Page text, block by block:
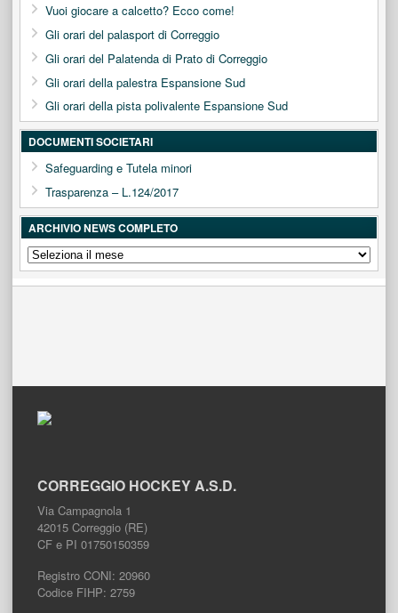
Vuoi giocare a calcetto? Ecco come!
Gli orari del palasport di Correggio
Gli orari del Palatenda di Prato di Correggio
Gli orari della palestra Espansione Sud
Gli orari della pista polivalente Espansione Sud
DOCUMENTI SOCIETARI
Safeguarding e Tutela minori
Trasparenza – L.124/2017
ARCHIVIO NEWS COMPLETO
ARCHIVIO
NEWS
COMPLETO
CORREGGIO HOCKEY A.S.D.
Via Campagnola 1
42015 Correggio (RE)
CF e PI 01750150359
Registro CONI: 20960
Codice FIHP: 2759